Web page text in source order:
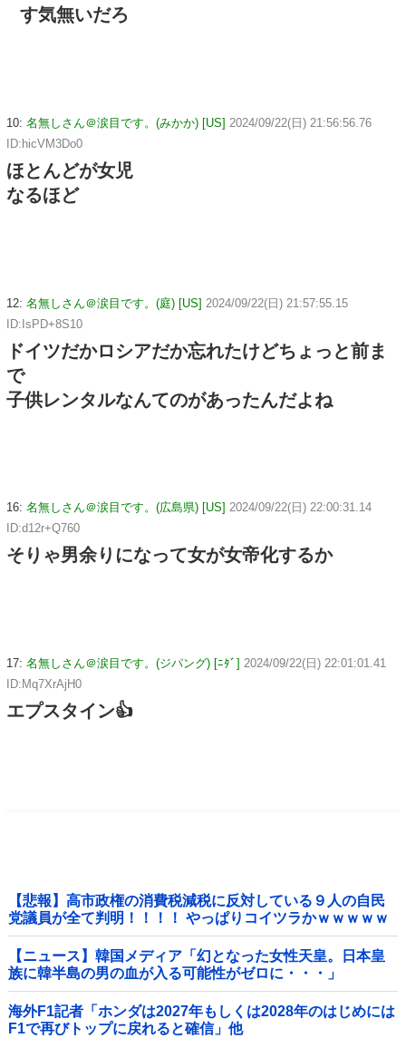
す気無いだろ
10: 名無しさん＠涙目です。(みかか) [US] 2024/09/22(日) 21:56:56.76
ID:hicVM3Do0
ほとんどが女児
なるほど
12: 名無しさん＠涙目です。(庭) [US] 2024/09/22(日) 21:57:55.15
ID:IsPD+8S10
ドイツだかロシアだか忘れたけどちょっと前ま
で
子供レンタルなんてのがあったんだよね
16: 名無しさん＠涙目です。(広島県) [US] 2024/09/22(日) 22:00:31.14
ID:d12r+Q760
そりゃ男余りになって女が女帝化するか
17: 名無しさん＠涙目です。(ジパング) [ﾆﾀﾞ] 2024/09/22(日) 22:01:01.41
ID:Mq7XrAjH0
エプスタイン👍
【悲報】高市政権の消費税減税に反対している９人の自民
党議員が全て判明！！！！ やっぱりコイツラかｗｗｗｗｗ
【ニュース】韓国メディア「幻となった女性天皇。日本皇
族に韓半島の男の血が入る可能性がゼロに・・・」
海外F1記者「ホンダは2027年もしくは2028年のはじめには
F1で再びトップに戻れると確信」他